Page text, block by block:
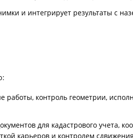
и интегрирует результаты с
работы, контроль геометрии,
для кадастрового учета,
карьеров и контролем